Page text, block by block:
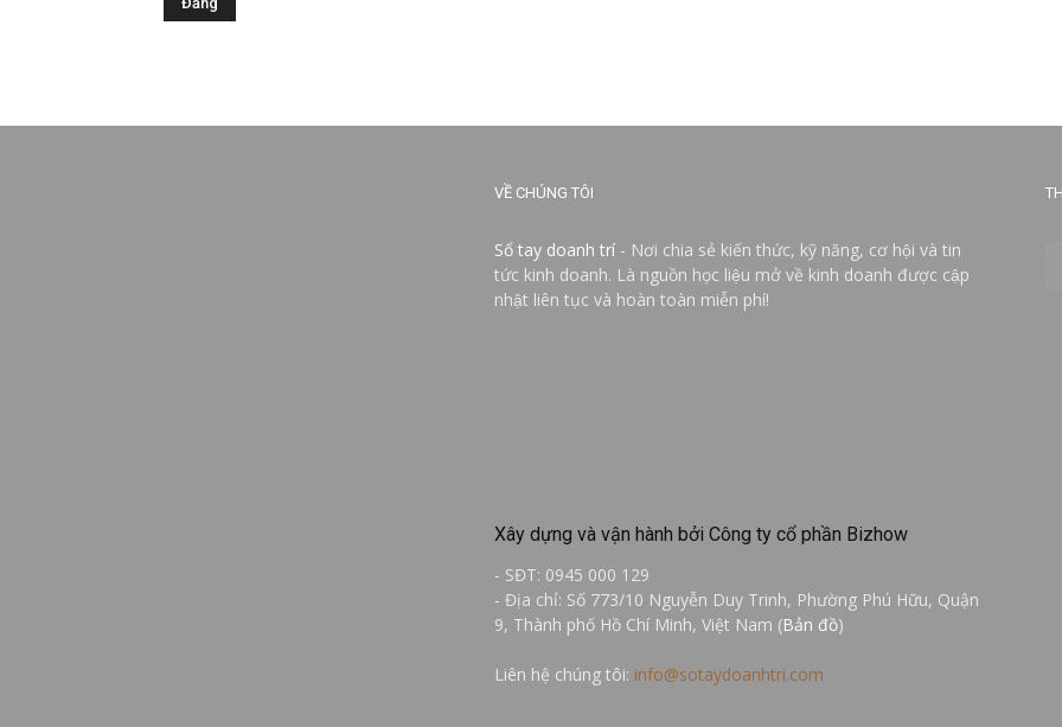
VỀ CHÚNG TÔI
Sổ tay doanh trí - Nơi chia sẻ kiến thức, kỹ năng, cơ hội và tin
tức kinh doanh. Là nguồn học liệu mở về kinh doanh được cập
nhật liên tục và hoàn toàn miễn phí!
Xây dựng và vận hành bởi Công ty cổ phần Bizhow
- SĐT: 0945 000 129
- Địa chỉ: Số 773/10 Nguyễn Duy Trinh, Phường Phú Hữu, Quận
9, Thành phố Hồ Chí Minh, Việt Nam (Bản đồ)
Liên hệ chúng tôi: info@sotaydoanhtri.com